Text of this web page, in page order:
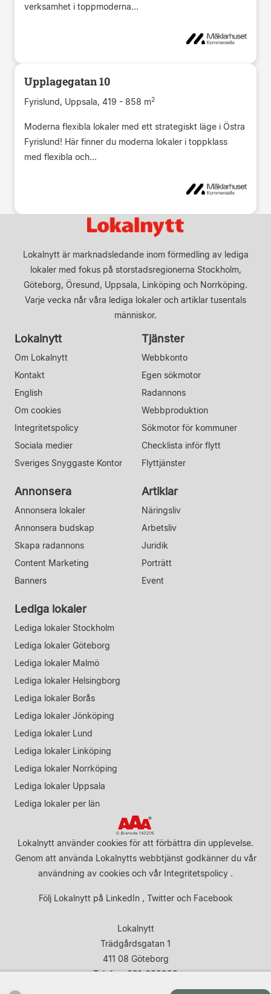
verksamhet i toppmoderna...
Upplagegatan 10
Fyrislund, Uppsala, 419 - 858 m2
Moderna flexibla lokaler med ett strategiskt läge i Östra
Fyrislund! Här finner du moderna lokaler i toppklass
med flexibla och...
Lokalnytt är marknadsledande inom förmedling av lediga
lokaler med fokus på storstadsregionerna Stockholm,
Göteborg, Öresund, Uppsala, Linköping och Norrköping.
Varje vecka når våra lediga lokaler och artiklar tusentals
människor.
Lokalnytt
Om Lokalnytt
Kontakt
English
Om cookies
Integritetspolicy
Sociala medier
Sveriges Snyggaste Kontor
Tjänster
Webbkonto
Egen sökmotor
Radannons
Webbproduktion
Sökmotor för kommuner
Checklista inför flytt
Flyttjänster
Annonsera
Annonsera lokaler
Annonsera budskap
Skapa radannons
Content Marketing
Banners
Artiklar
Näringsliv
Arbetsliv
Juridik
Porträtt
Event
Lediga lokaler
Lediga lokaler Stockholm
Lediga lokaler Göteborg
Lediga lokaler Malmö
Lediga lokaler Helsingborg
Lediga lokaler Borås
Lediga lokaler Jönköping
Lediga lokaler Lund
Lediga lokaler Linköping
Lediga lokaler Norrköping
Lediga lokaler Uppsala
Lediga lokaler per län
Lokalnytt använder cookies för att förbättra din upplevelse.
Genom att använda Lokalnytts webbtjänst godkänner du vår
användning av cookies och vår Integritetspolicy .
Följ Lokalnytt på LinkedIn, Twitteroch Facebook
Lokalnytt
Trädgårdsgatan 1
411 08 Göteborg
Telefon: 031-683920